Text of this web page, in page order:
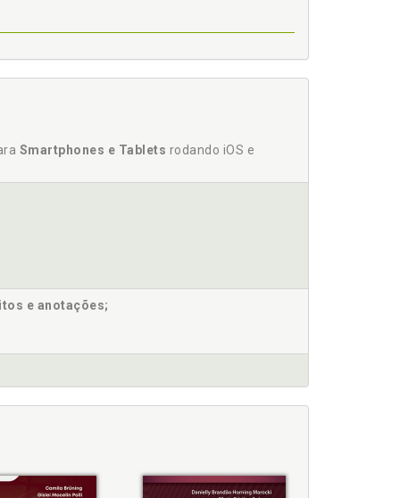
e os campos de concentração na
87
Smartphones e Tablets rodando iOS e
e anotações;